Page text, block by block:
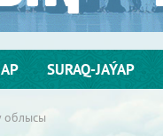
SURAQ-JAÝAP
облысы